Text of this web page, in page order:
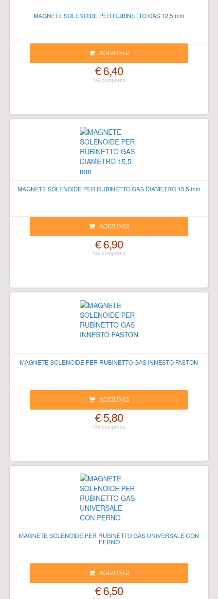
MAGNETE SOLENOIDE PER RUBINETTO GAS 12,5 mm
AGGIUNGI
€ 6,40
MAGNETE SOLENOIDE PER RUBINETTO GAS DIAMETRO 15,5 mm
AGGIUNGI
€ 6,90
MAGNETE SOLENOIDE PER RUBINETTO GAS INNESTO FASTON
AGGIUNGI
€ 5,80
MAGNETE SOLENOIDE PER RUBINETTO GAS UNIVERSALE CON
PERNO
AGGIUNGI
€ 6,50